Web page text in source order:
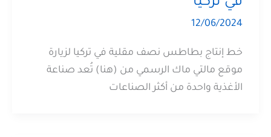
12/06/2024
خط إنتاج بطاطس نصف مقلية في تركيا لزيارة
موقع مالتي ماك الرسمي من (هنا) تُعد صناعة
الأغذية واحدة من أكثر الصناعات